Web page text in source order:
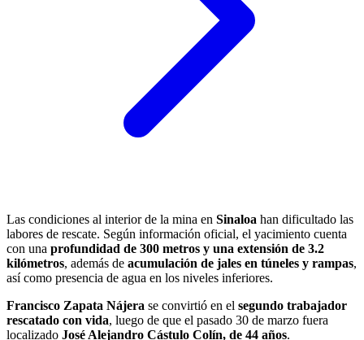
Las condiciones al interior de la mina en Sinaloa han dificultado las
labores de rescate. Según información oficial, el yacimiento cuenta
con una profundidad de 300 metros y una extensión de 3.2
kilómetros, además de acumulación de jales en túneles y rampas,
así como presencia de agua en los niveles inferiores.
Francisco Zapata Nájera se convirtió en el segundo trabajador
rescatado con vida, luego de que el pasado 30 de marzo fuera
localizado José Alejandro Cástulo Colín, de 44 años.